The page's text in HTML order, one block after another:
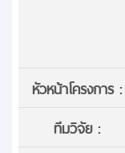
หัวหน้าโครงการ :
ทีมวิจัย :